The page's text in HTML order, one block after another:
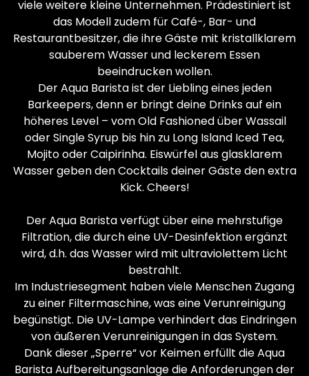
viele weitere kleine Unternehmen. Prädestiniert ist
das Modell zudem für Café-, Bar- und
Restaurantbesitzer, die ihre Gäste mit kristallklarem
sauberem Wasser und leckerem Essen
beeindrucken wollen.
Der Aqua Barista ist der Liebling eines jeden
Barkeepers, denn er bringt deine Drinks auf ein
höheres Level – vom Old Fashioned über Wassail
oder Single Syrup bis hin zu Long Island Iced Tea,
Mojito oder Caipirinha. Eiswürfel aus glasklarem
Wasser geben den Cocktails deiner Gäste den extra
Kick. Cheers!
Der Aqua Barista verfügt über eine mehrstufige
Filtration, die durch eine UV-Desinfektion ergänzt
wird, d.h. das Wasser wird mit ultraviolettem Licht
bestrahlt.
Im Industriesegment haben viele Menschen Zugang
zu einer Filtermaschine, was eine Verunreinigung
begünstigt. Die UV-Lampe verhindert das Eindringen
von äußeren Verunreinigungen in das System.
Dank dieser „Sperre“ vor Keimen erfüllt die Aqua
Barista Aufbereitungsanlage die Anforderungen der